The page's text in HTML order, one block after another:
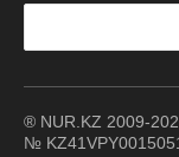
® NUR.KZ 2009-
№